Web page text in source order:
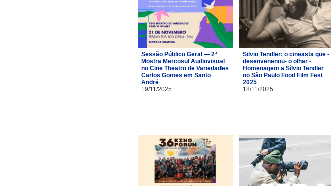
Sessão Público Geral — 2ª
Mostra Mercosul Audiovisual
no Cine Theatro de Variedades
Carlos Gomes em Santo
André
19/11/2025
Silvio Tendler: o cineasta que -
desenvenenou- o olhar -
Homenagem a Sílvio Tendler
no São Paulo Food Film Fest
2025
18/11/2025